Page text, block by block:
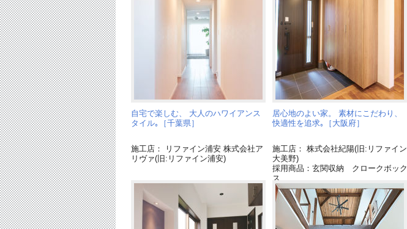
採用商品：LED照明 ダウンライト
採用商品：玄関収納
自宅で楽しむ、 大人のハワイアンス
タイル｡［千葉県］
施工店： リファイン浦安 株式会社ア
リヴァ(旧:リファイン浦安)
居心地のよい家。 素材にこだわり、
快適性を追求｡［大阪府］
施工店： 株式会社紀陽(旧:リファイン
大美野)
採用商品：玄関収納 クロークボック
ス